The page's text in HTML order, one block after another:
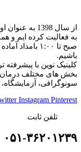
از سال 1398
صبح تا ۱:۰۰
باشیم.
کلینیک نوین با
بخش های مختلف درمان،
سونوگرافی،
Instagram Pinterest
تلفن ثابت
۰۵۱-۳۶۲۰۱۲۳۹